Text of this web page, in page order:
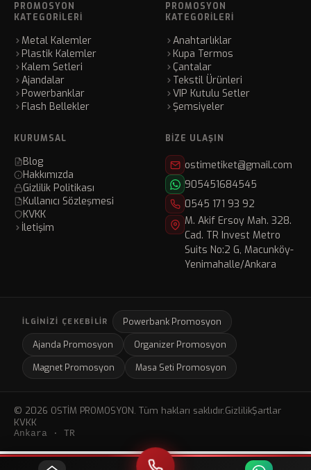
PROMOSYON
KATEGORILERI
Metal Kalemler
Plastik Kalemler
Kalem Setleri
Ajandalar
Powerbanklar
Flash Bellekler
PROMOSYON
KATEGORILERI
Anahtarlıklar
Kupa Termos
Çantalar
Tekstil Ürünleri
VIP Kutulu Setler
Şemsiyeler
KURUMSAL
Blog
Hakkımızda
Gizlilik Politikası
Kullanıcı Sözleşmesi
KVKK
İletişim
BIZE ULAŞIN
ostimetiket@gmail.com
905451684545
0545 171 93 92
M. Akif Ersoy Mah. 328.
Cad. TR Invest Metro
Suits No:2 G, Macunköy-
Yenimahalle/Ankara
İLGINIZI ÇEKEBILIR
Powerbank Promosyon
Ajanda Promosyon
Organizer Promosyon
Magnet Promosyon
Masa Seti Promosyon
© 2026 OSTİM PROMOSYON. Tüm hakları saklıdır.GizlilikŞartlar
KVKK
Ankara · TR